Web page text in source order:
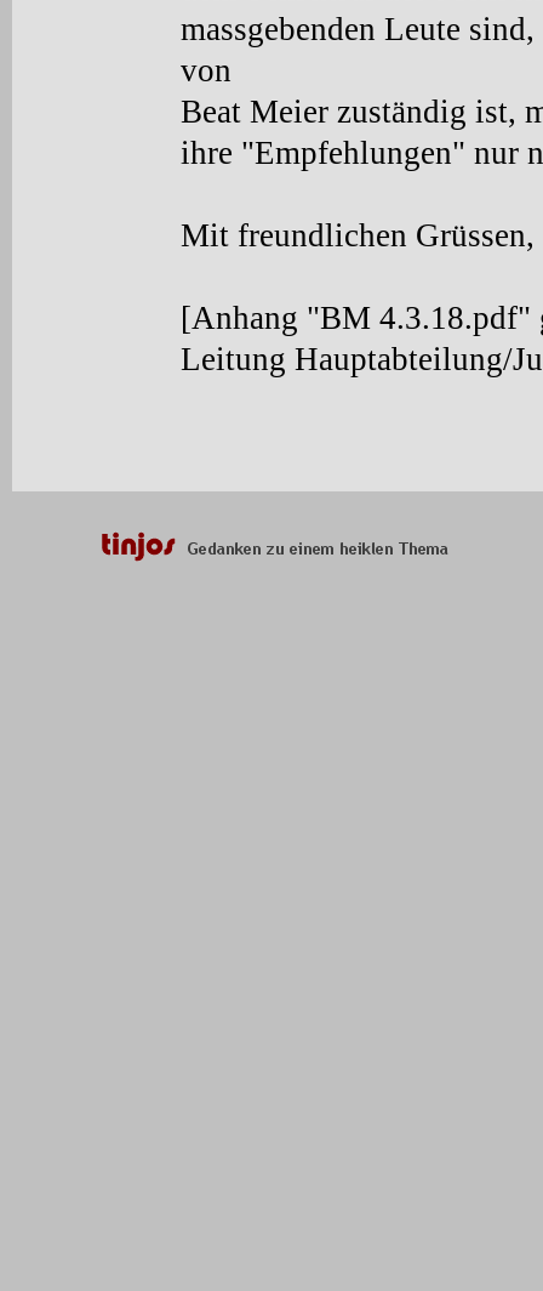
massgebenden Leute
von
Beat Meier zuständig ist,
ihre "Empfehlungen" nur
Mit freundlichen
[Anhang "BM 4.3.18.pdf"
Leitung Hauptabteilung/